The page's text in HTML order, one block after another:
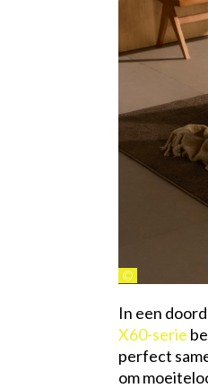
©
In een
X60-serie
perfect
om